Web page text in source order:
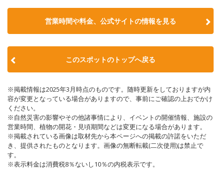
営業時間や料金、公式サイトの情報を見る
このスポットのトップへ戻る
※掲載情報は2025年3月時点のものです。随時更新をしておりますが内
容が変更となっている場合がありますので、事前にご確認の上おでかけ
ください。
※自然災害の影響やその他諸事情により、イベントの開催情報、施設の
営業時間、植物の開花・見頃期間などは変更になる場合があります。
※掲載されている画像は取材先から本ページへの掲載の許諾をいただ
き、提供されたものとなります。画像の無断転載(二次使用)は禁止で
す。
※表示料金は消費税8％ないし10％の内税表示です。